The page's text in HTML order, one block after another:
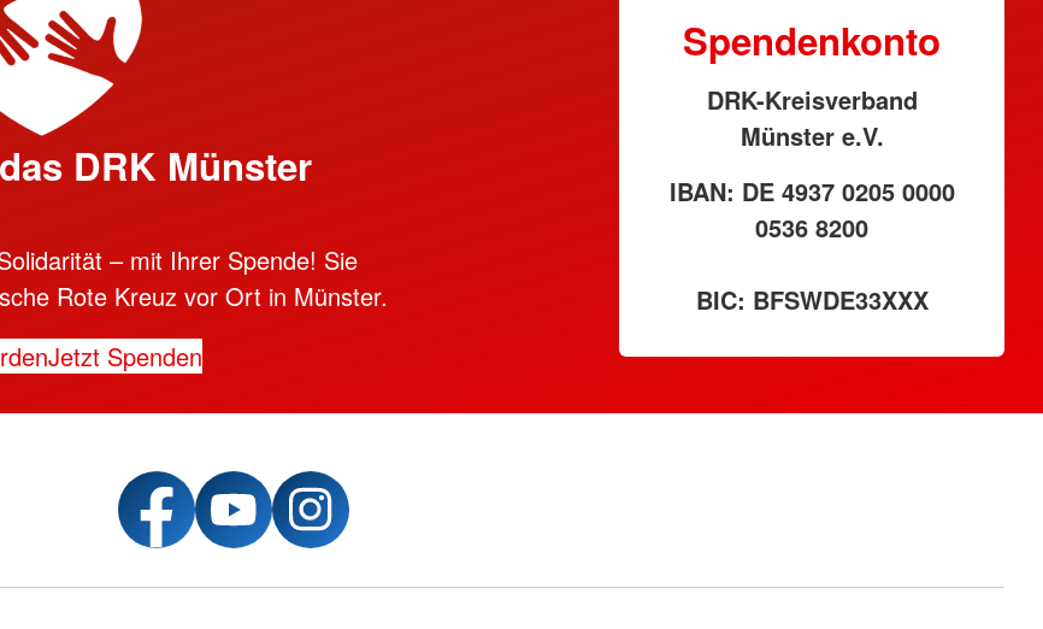
DRK Münster
– mit Ihrer Spende! Sie
Rote Kreuz vor Ort in Münster.
Jetzt Spenden
Spendenkonto
DRK-Kreisverband
Münster e.V.
IBAN: DE 4937 0205 0000
0536 8200
BIC: BFSWDE33XXX